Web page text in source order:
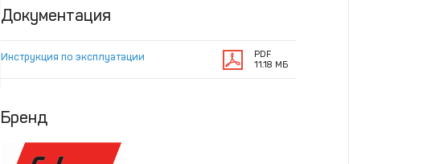
Документация
Инструкция по эксплуатации
PDF
11.18 МБ
Бренд